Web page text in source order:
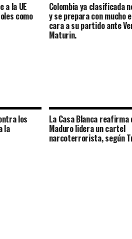
a la UE
como
Colombia ya clasificada
y se prepara con mucho
cara a su partido ante
Maturin.
los
la
La Casa Blanca reafirma
Maduro lidera un cartel
narcoterrorista, según